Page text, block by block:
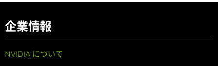
企業情報
NVIDIA について